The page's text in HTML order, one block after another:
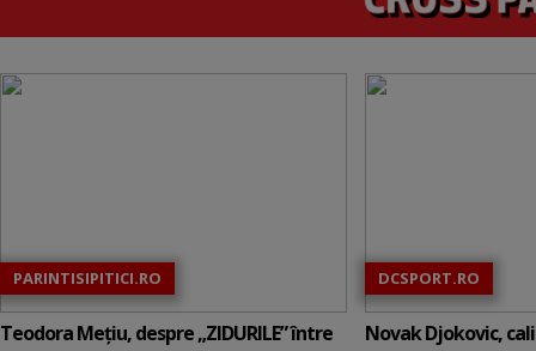
PARINTISIPITICI.RO
Teodora Mețiu, despre „ZIDURILE” între
DCSPORT.RO
Novak Djokovic,